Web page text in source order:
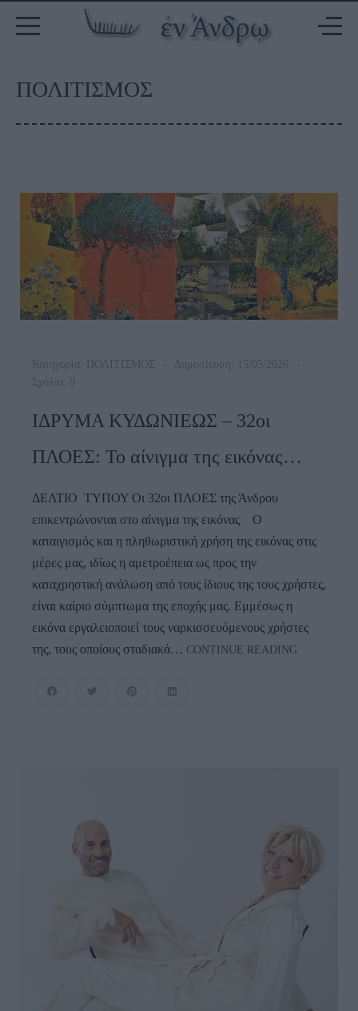
ΠΟΛΙΤΙΣΜΟΣ
Κατηγορία: ΠΟΛΙΤΙΣΜΟΣ
Δημοσίευση: 15/05/2026
Σχόλια: 0
ΙΔΡΥΜΑ ΚΥΔΩΝΙΕΩΣ – 32οι
ΠΛΟΕΣ: Το αίνιγμα της εικόνας…
ΔΕΛΤΙΟ ΤΥΠΟΥ Οι 32οι ΠΛΟΕΣ της Άνδρου
επικεντρώνονται στο αίνιγμα της εικόνας Ο
καταιγισμός και η πληθωριστική χρήση της εικόνας στις
μέρες μας, ιδίως η αμετροέπεια ως προς την
καταχρηστική ανάλωση από τους ίδιους της τους χρήστες,
είναι καίριο σύμπτωμα της εποχής μας. Εμμέσως η
εικόνα εργαλειοποιεί τους ναρκισσευόμενους χρήστες
της, τους οποίους σταδιακά… CONTINUE READING